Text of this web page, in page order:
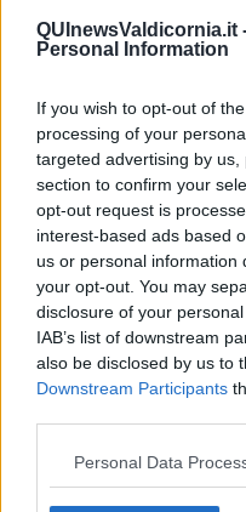
QUInewsValdicornia.it
Personal Information
If you wish to opt-out of
processing of your
targeted advertising by
section to confirm your
opt-out request is
interest-based ads based
us or personal information
your opt-out. You may
disclosure of your
IAB’s list of downstream
also be disclosed by us to
Downstream Participants
Personal Data
Sudafrica, è allarme
Usa di nuovo al centro
La farsa delle elezioni in
In Medioriente non ci
Biden chiama ma
Niente di nuovo in
La forza di Boris Johnson
Biden nuovo alleato
Mar Mediterraneo cimitero
Richiami neo ottomani, la
Israele ultima curva a destra
Israele al voto: il Re sarà
Londra trema tra gossip e
Da Kindu a Kanyamahoro
Trump è vivo, ma Biden va
Myanmar e Thailandia,
Ombre cinesi sul Myanmar
27 gennaio,